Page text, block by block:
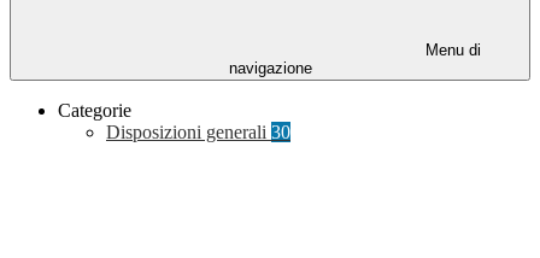
Menu di
navigazione
Categorie
Disposizioni generali 30